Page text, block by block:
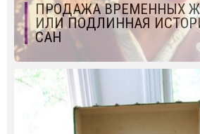
ПРОДАЖА ВРЕМЕННЫХ
ИЛИ ПОДЛИННАЯ
САН